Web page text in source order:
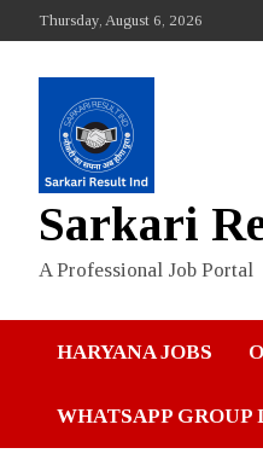
to
Thursday, August 6, 2026
Sarkari
A Professional Job Portal
HARYANA JOBS
WHATSAPP GROUP